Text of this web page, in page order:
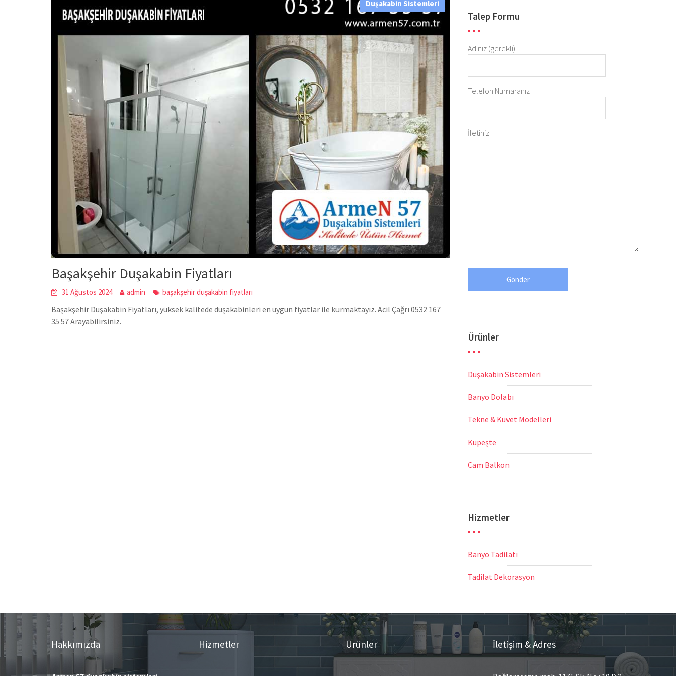
Duşakabin Sistemleri
Başakşehir Duşakabin Fiyatları
31 Ağustos 2024 admin başakşehir duşakabin fiyatları
Başakşehir Duşakabin Fiyatları, yüksek kalitede duşakabinleri en uygun fiyatlar ile kurmaktayız. Acil Çağrı 0532 167
35 57 Arayabilirsiniz.
Talep Formu
Adınız (gerekli)
Telefon Numaranız
İletiniz
Ürünler
Duşakabin Sistemleri
Banyo Dolabı
Tekne & Küvet Modelleri
Küpeşte
Cam Balkon
Hizmetler
Banyo Tadilatı
Tadilat Dekorasyon
Hakkımızda Hizmetler Ürünler İletişim & Adres